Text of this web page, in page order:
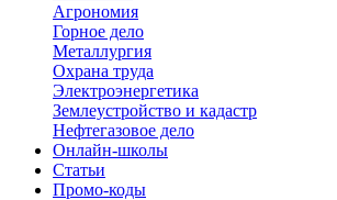
Агрономия
Горное дело
Металлургия
Охрана труда
Электроэнергетика
Землеустройство и кадастр
Нефтегазовое дело
Онлайн-школы
Статьи
Промо-коды